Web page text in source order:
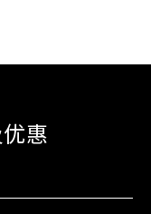
惠